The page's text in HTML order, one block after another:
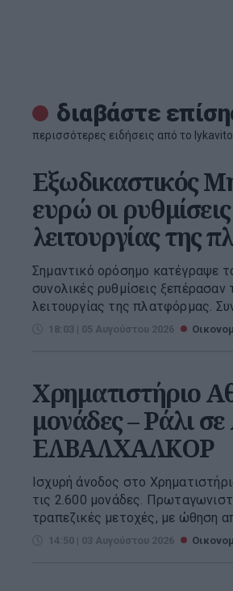
διαβάστε
περισσότερες ειδήσεις από το
Εξωδικαστικός
ευρώ οι
λειτουργίας της
Σημαντικό ορόσημο κατέγραψε
συνολικές ρυθμίσεις
λειτουργίας της πλατφόρμας.
18:03 | 05 Αυγούστου 2026
Χρηματιστήριο
μονάδες – Ράλι
ΕΛΒΑΛΧΑΛΚΟΡ
Ισχυρή άνοδος στο
τις 2.600 μονάδες.
τραπεζικές μετοχές, με ώθηση
14:50 | 03 Αυγούστου 2026